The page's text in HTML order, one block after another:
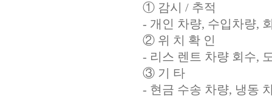
① 감시 / 추적
- 개인 차량, 수입차량,
② 위 치 확 인
- 리스 렌트 차량 회수,
③ 기 타
- 현금 수송 차량, 냉동